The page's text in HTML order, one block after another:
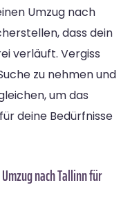
Umzug nach
dass dein
verläuft. Vergiss
zu nehmen und
um das
deine Bedürfnisse
nach Tallinn für